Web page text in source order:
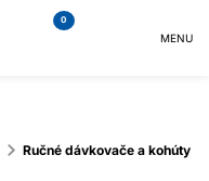
0
MENU
Ručné dávkovače a kohúty